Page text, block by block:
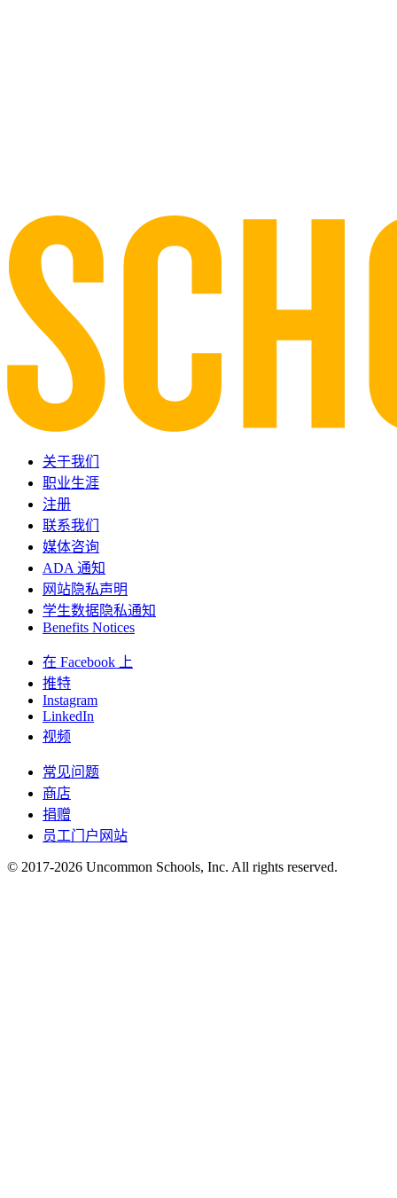
关于我们
职业生涯
注册
联系我们
媒体咨询
ADA 通知
网站隐私声明
学生数据隐私通知
Benefits Notices
在 Facebook 上
推特
Instagram
LinkedIn
视频
常见问题
商店
捐赠
员工门户网站
© 2017-2026 Uncommon Schools, Inc. All rights reserved.